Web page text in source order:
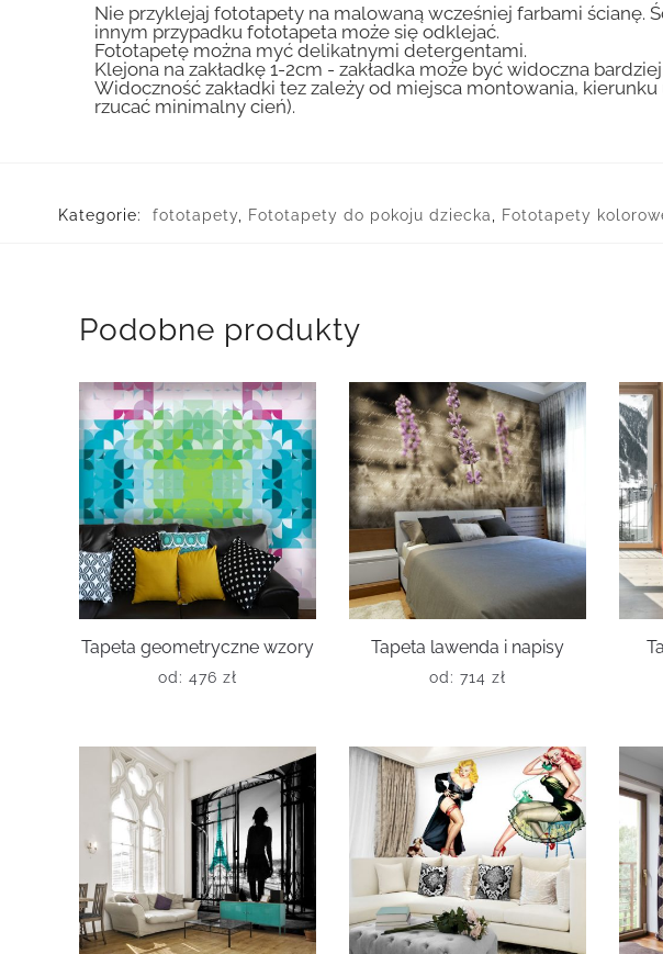
Nie przyklejaj fototapety na malowaną wcześniej farbami ścianę.
innym przypadku fototapeta może się odklejać.
Fototapetę można myć delikatnymi detergentami.
Klejona na zakładkę 1-2cm - zakładka może być widoczna
Widoczność zakładki tez zależy od miejsca montowania,
rzucać minimalny cień).
Kategorie:
fototapety Fototapety do pokoju dziecka Fototapety
Podobne produkty
Tapeta geometryczne wzory
od: 476 zł
Tapeta lawenda i napisy
od: 714 zł